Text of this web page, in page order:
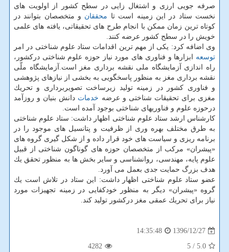
صرفه ­جویی ارزی و اشتغال­ زایی در سطح كشور از اولویت های
نخست ستاد در این زمینه است تا محققان و متخصصان بتوانند در
كوتاه ترین زمان ممكن با انجام طرح های تحقیقاتی، یافته های علمی
خویش را در سطح كشور عرضه كنند.
وی اضافه كرد: یكی از مهم ترین اقدامات ستاد علوم شناختی در امر
توسعه ابزارها و فناوری های مورد نیاز حوزه علوم شناختی دركشور،
راه اندازی آزمایشگاه ملی نقشه ­برداری مغز است.آزمایشگاه ملّی
نقشه برداری مغز به منظور پاسخگویی به بخشی از نیازهای پژوهشی
و فناوری كشور در زمینه تولید زیرساخت تصویربرداری و تحریك
مغزی برای تحقیقات شناختی و عرضه خدمات دانش بنیان و روزآمد
درحوزه علوم و فناوری­های شناختی بوجود آمده است.
كارشناس ارشد ستاد علوم شناختی اظهار داشت: ستاد علوم شناختی
به طرق مختلف بهره­ وری از ظرفیت و پتانسیل­ های موجود را در
برنامه ریزی و سیاست های خود قرار داده و از شكل­ گیری گروه ­های
«پیشران» مركب از متخصصان حوزه ­های گوناگون شناختی از قبیل
علوم پایه، مهندسی، روان­شناسی و سایر بخش ها به منظور تحقق یك
هدف بزرگ حمایت جدی بعمل می آورد.
عضو ستاد علوم شناختی اظهار داشت: این ستاد در تلاش است یك
گروه «پیشران» دیگر به منظور خودكفایی در زمینه تجهیزات مورد
نیاز برای تحریك عمقی مغز دركشور تولید كند.
1396/12/27
14:35:48
5.0
/ 5
4282